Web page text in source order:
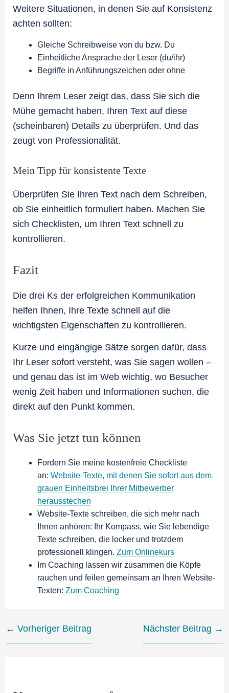
Weitere Situationen, in denen Sie auf Konsistenz
achten sollten:
Gleiche Schreibweise von du bzw. Du
Einheitliche Ansprache der Leser (du/ihr)
Begriffe in Anführungszeichen oder ohne
Denn Ihrem Leser zeigt das, dass Sie sich die
Mühe gemacht haben, Ihren Text auf diese
(scheinbaren) Details zu überprüfen. Und das
zeugt von Professionalität.
Mein Tipp für konsistente Texte
Überprüfen Sie Ihren Text nach dem Schreiben,
ob Sie einheitlich formuliert haben. Machen Sie
sich Checklisten, um Ihren Text schnell zu
kontrollieren.
Fazit
Die drei Ks der erfolgreichen Kommunikation
helfen Ihnen, Ihre Texte schnell auf die
wichtigsten Eigenschaften zu kontrollieren.
Kurze und eingängige Sätze sorgen dafür, dass
Ihr Leser sofort versteht, was Sie sagen wollen –
und genau das ist im Web wichtig, wo Besucher
wenig Zeit haben und Informationen suchen, die
direkt auf den Punkt kommen.
Was Sie jetzt tun können
Fordern Sie meine kostenfreie Checkliste
an: Website-Texte, mit denen Sie sofort aus dem
grauen Einheitsbrei Ihrer Mitbewerber
herausstechen
Website-Texte schreiben, die sich mehr nach
Ihnen anhören: Ihr Kompass, wie Sie lebendige
Texte schreiben, die locker und trotzdem
professionell klingen. Zum Onlinekurs
Im Coaching lassen wir zusammen die Köpfe
rauchen und feilen gemeinsam an Ihren Website-
Texten: Zum Coaching
← Vorheriger Beitrag Nächster Beitrag →